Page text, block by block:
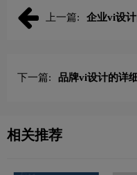
上一篇: 企业vi设
下一篇: 品牌vi设计的详
相关推荐